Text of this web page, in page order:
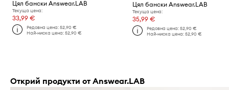
Цял бански Answear.LAB
Текуща цена:
33,99 €
Редовна цена:52,90 €
Най-ниска цена:52,90 €
Цял бански Answear.LAB
Текуща цена:
35,99 €
Редовна цена: 52,90 €
Най-ниска цена: 52,90 €
Открий продукти от Answear.LAB